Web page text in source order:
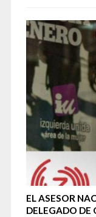
EL ASESOR
DELEGADO DE